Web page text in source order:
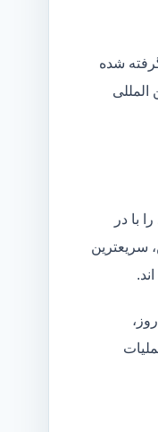
شده
المللی
با در
سریعترین